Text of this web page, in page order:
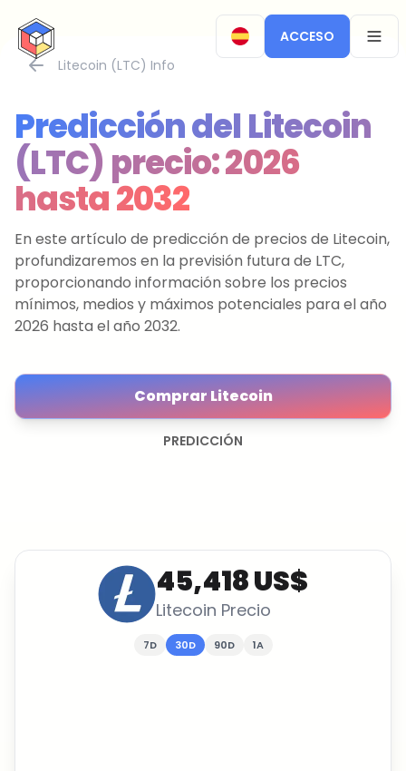
CryptoTicker
ACCESO
Litecoin (LTC) Info
Predicción del Litecoin
(LTC) precio: 2026
hasta 2032
En este artículo de predicción de precios de Litecoin,
profundizaremos en la previsión futura de LTC,
proporcionando información sobre los precios
mínimos, medios y máximos potenciales para el año
2026 hasta el año 2032.
PREDICCIÓN
Comprar Litecoin
45,418 US$
Litecoin Precio
7D 30D 90D 1A